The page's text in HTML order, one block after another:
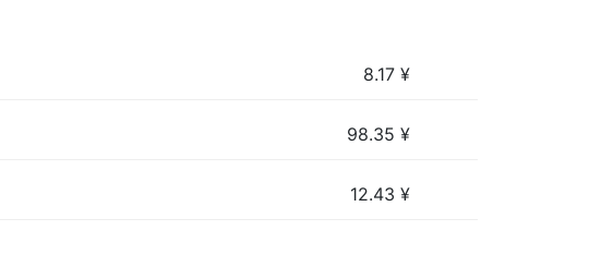
8.17 ¥
98.35 ¥
12.43 ¥